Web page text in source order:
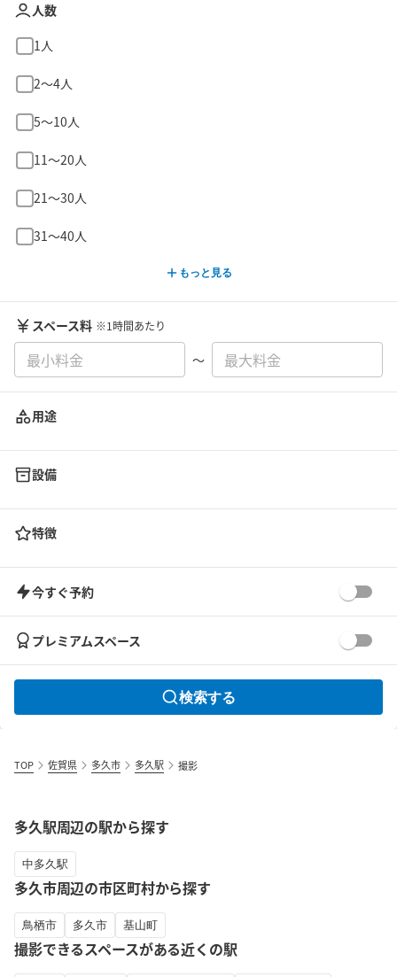
人数
1人
2〜4人
5〜10人
11〜20人
21〜30人
31〜40人
もっと見る
スペース料 ※1時間あたり
〜
用途
設備
特徴
今すぐ予約
プレミアムスペース
検索する
TOP 佐賀県 多久市 多久駅 撮影
多久駅周辺の駅から探す
中多久駅
多久市周辺の市区町村から探す
鳥栖市 多久市 基山町
撮影できるスペースがある近くの駅